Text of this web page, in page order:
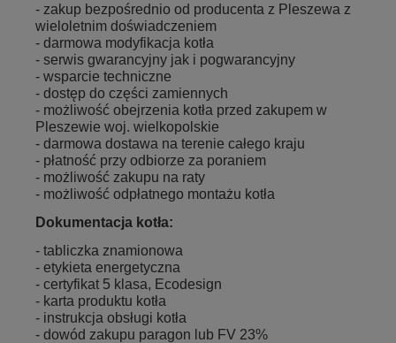
- zakup bezpośrednio od producenta z Pleszewa z
wieloletnim doświadczeniem
- darmowa modyfikacja kotła
- serwis gwarancyjny jak i pogwarancyjny
- wsparcie techniczne
- dostęp do części zamiennych
- możliwość obejrzenia kotła przed zakupem w
Pleszewie woj. wielkopolskie
- darmowa dostawa na terenie całego kraju
- płatność przy odbiorze za poraniem
- możliwość zakupu na raty
- możliwość odpłatnego montażu kotła
Dokumentacja kotła:
- tabliczka znamionowa
- etykieta energetyczna
- certyfikat 5 klasa, Ecodesign
- karta produktu kotła
- instrukcja obsługi kotła
- dowód zakupu paragon lub FV 23%